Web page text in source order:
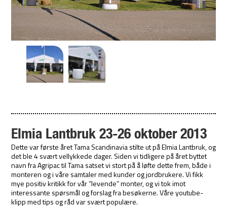
Elmia Lantbruk 23-26 oktober 2013
Dette var første året Tama Scandinavia stilte ut på Elmia Lantbruk, og
det ble 4 svært vellykkede dager. Siden vi tidligere på året byttet
navn fra Agripac til Tama satset vi stort på å løfte dette frem, både i
monteren og i våre samtaler med kunder og jordbrukere. Vi fikk
mye positiv kritikk for vår ”levende” monter, og vi tok imot
interessante spørsmål og forslag fra besøkerne. Våre youtube-
klipp med tips og råd var svært populære.